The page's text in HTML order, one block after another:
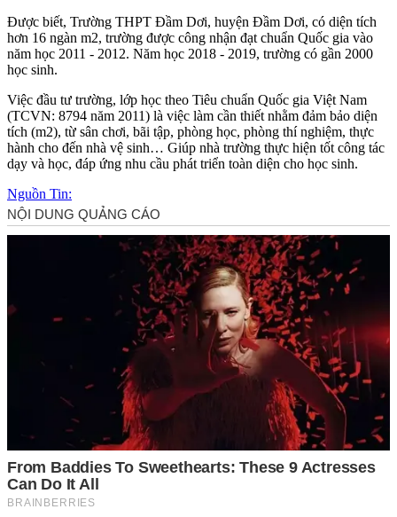
Được biết, Trường THPT Đầm Dơi, huyện Đầm Dơi, có diện tích
hơn 16 ngàn m2, trường được công nhận đạt chuẩn Quốc gia vào
năm học 2011 - 2012. Năm học 2018 - 2019, trường có gần 2000
học sinh.
Việc đầu tư trường, lớp học theo Tiêu chuẩn Quốc gia Việt Nam
(TCVN: 8794 năm 2011) là việc làm cần thiết nhằm đảm bảo diện
tích (m2), từ sân chơi, bãi tập, phòng học, phòng thí nghiệm, thực
hành cho đến nhà vệ sinh… Giúp nhà trường thực hiện tốt công tác
dạy và học, đáp ứng nhu cầu phát triển toàn diện cho học sinh.
Nguồn Tin: